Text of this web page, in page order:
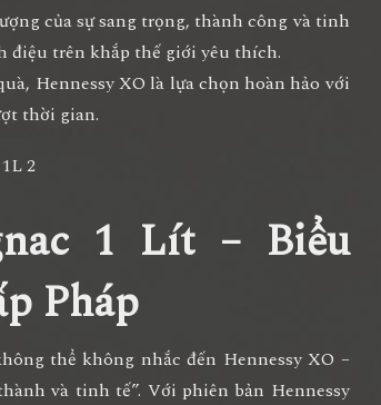
của sự sang trọng, thành công và tinh
điệu trên khắp thế giới yêu thích.
Hennessy XO là lựa chọn hoàn hảo với
thời gian.
1 Lít – Biểu
Pháp
thể không nhắc đến Hennessy XO –
và tinh tế”. Với phiên bản Hennessy